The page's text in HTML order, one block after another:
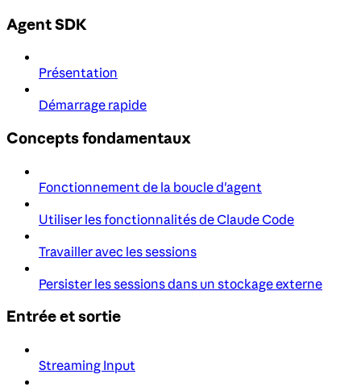
Agent SDK
Présentation
Démarrage rapide
Concepts fondamentaux
Fonctionnement de la boucle d'agent
Utiliser les fonctionnalités de Claude Code
Travailler avec les sessions
Persister les sessions dans un stockage externe
Entrée et sortie
Streaming Input